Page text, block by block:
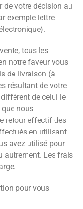
de votre décision au
exemple lettre
tous les
notre faveur vous
de livraison (à
résultant de votre
de celui le
nous
retour effectif des
en utilisant
avez utilisé pour
autrement. Les frais
pour vous